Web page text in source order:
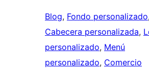
Blog, Fondo personalizado
Cabecera personalizada,
personalizado, Menú
personalizado, Comercio